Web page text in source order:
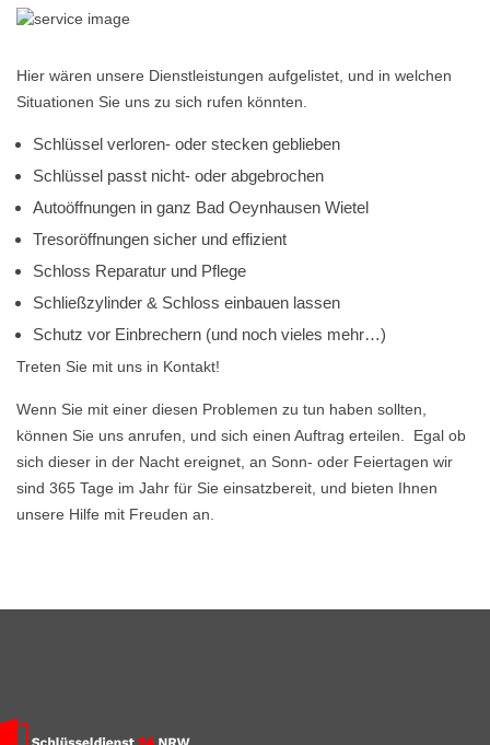
Hier wären unsere Dienstleistungen aufgelistet, und in welchen
Situationen Sie uns zu sich rufen könnten.
Schlüssel verloren- oder stecken geblieben
Schlüssel passt nicht- oder abgebrochen
Autoöffnungen in ganz Bad Oeynhausen Wietel
Tresoröffnungen sicher und effizient
Schloss Reparatur und Pflege
Schließzylinder & Schloss einbauen lassen
Schutz vor Einbrechern (und noch vieles mehr…)
Treten Sie mit uns in Kontakt!
Wenn Sie mit einer diesen Problemen zu tun haben sollten,
können Sie uns anrufen, und sich einen Auftrag erteilen. Egal ob
sich dieser in der Nacht ereignet, an Sonn- oder Feiertagen wir
sind 365 Tage im Jahr für Sie einsatzbereit, und bieten Ihnen
unsere Hilfe mit Freuden an.